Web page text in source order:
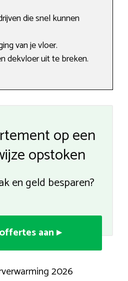
die snel kunnen
van je vloer.
dekvloer uit te breken.
op een
opstoken
en geld besparen?
aan ▸
2026